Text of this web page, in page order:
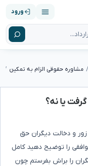
ورود
مشاوره حقوقی الزام به تمکین
یا نه؟
و دخالت دیگران حق
را توضیح دهید کامل
را براش بفرستم چون